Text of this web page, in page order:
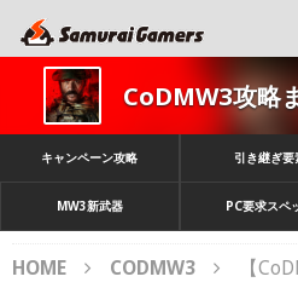
CoDMW3攻略
キャンペーン攻略 引き継ぎ要
MW3新武器 PC要求スペ
HOME CODMW3
【